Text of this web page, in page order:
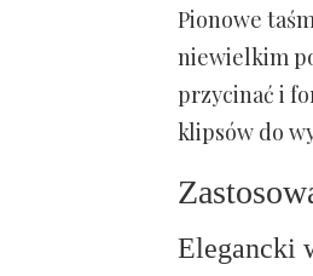
Pionowe
niewielkim
przycinać i
klipsów do
Elegancki